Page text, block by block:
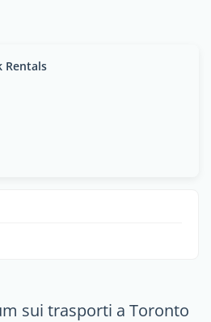
Rentals
sui trasporti a Toronto